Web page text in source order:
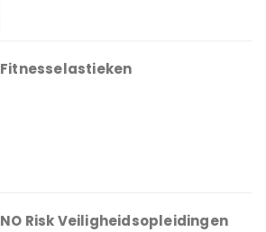
Fitnesselastieken
NO Risk Veiligheidsopleidingen